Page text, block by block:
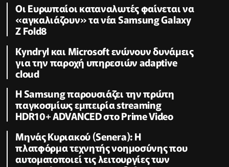
Οι Ευρωπαίοι καταναλωτές φαίνεται να
«αγκαλιάζουν» τα νέα Samsung Galaxy
Z Fold8
Kyndryl και Microsoft ενώνουν δυνάμεις
για την παροχή υπηρεσιών adaptive
cloud
Η Samsung παρουσιάζει την πρώτη
παγκοσμίως εμπειρία streaming
HDR10+ ADVANCED στο Prime Video
Μηνάς Κυριακού (Senera): Η
πλατφόρμα τεχνητής νοημοσύνης που
αυτοματοποιεί τις λειτουργίες των